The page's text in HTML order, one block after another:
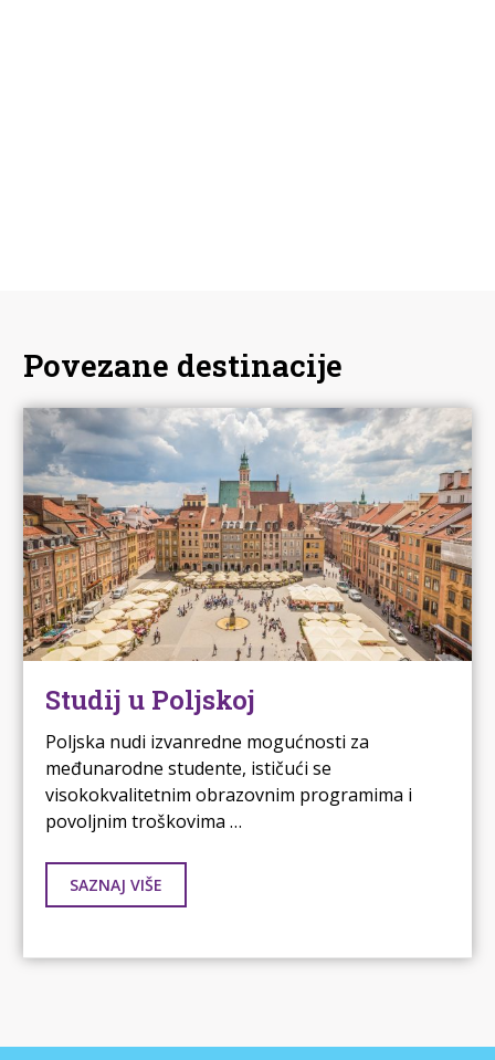
Povezane destinacije
Studij u Poljskoj
Poljska nudi izvanredne mogućnosti za
međunarodne studente, ističući se
visokokvalitetnim obrazovnim programima i
povoljnim troškovima …
SAZNAJ VIŠE